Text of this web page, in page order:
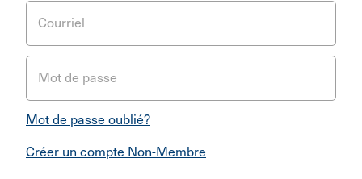
Courriel
Mot de passe
Mot de passe oublié?
Créer un compte Non-Membre